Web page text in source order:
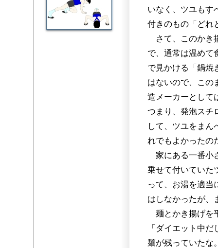
いなく、ツユもす
付きのもの「どれ
さて、このかき
で、通常は温めて
で見かける「鍋焼
はないので、この
造メーカーとして
つまり、発泡スチ
して、ツユをま
れでもよかったの
家にある一番小
乗せて付いていた
って、お湯を適当
はしなかったが、
麺とかき揚げを
「ダイエット中
麺が残っていたな